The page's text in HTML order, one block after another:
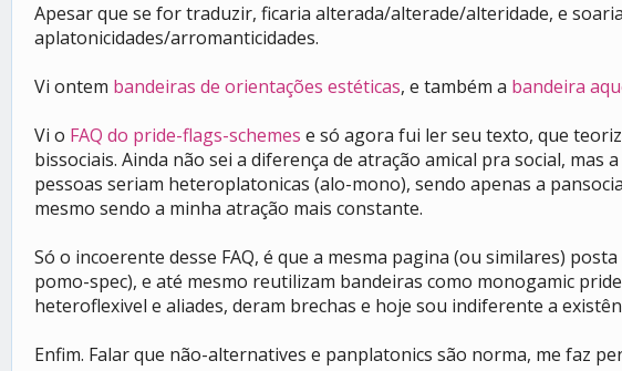
Apesar que se for traduzir, ficaria alterada/alterade/alteridade, e
aplatonicidades/arromanticidades.
Vi ontem bandeiras de orientações estéticas, e também a bandeira
Vi o FAQ do pride-flags-schemes e só agora fui ler seu texto, que
bissociais. Ainda não sei a diferença de atração amical pra social,
pessoas seriam heteroplatonicas (alo-mono), sendo apenas a
mesmo sendo a minha atração mais constante.
Só o incoerente desse FAQ, é que a mesma pagina (ou similares)
pomo-spec), e até mesmo reutilizam bandeiras como monogamic
heteroflexivel e aliades, deram brechas e hoje sou indiferente a
Enfim. Falar que não-alternatives e panplatonics são norma, me faz